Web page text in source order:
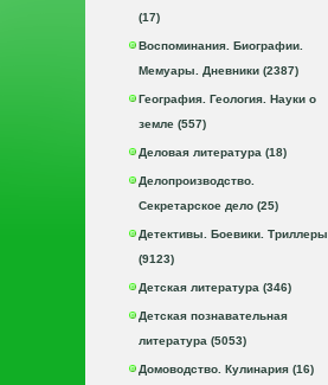
(17)
Воспоминания. Биографии.
Мемуары. Дневники (2387)
География. Геология. Науки о
земле (557)
Деловая литература (18)
Делопроизводство.
Секретарское дело (25)
Детективы. Боевики. Триллеры
(9123)
Детская литература (346)
Детская познавательная
литература (5053)
Домоводство. Кулинария (16)